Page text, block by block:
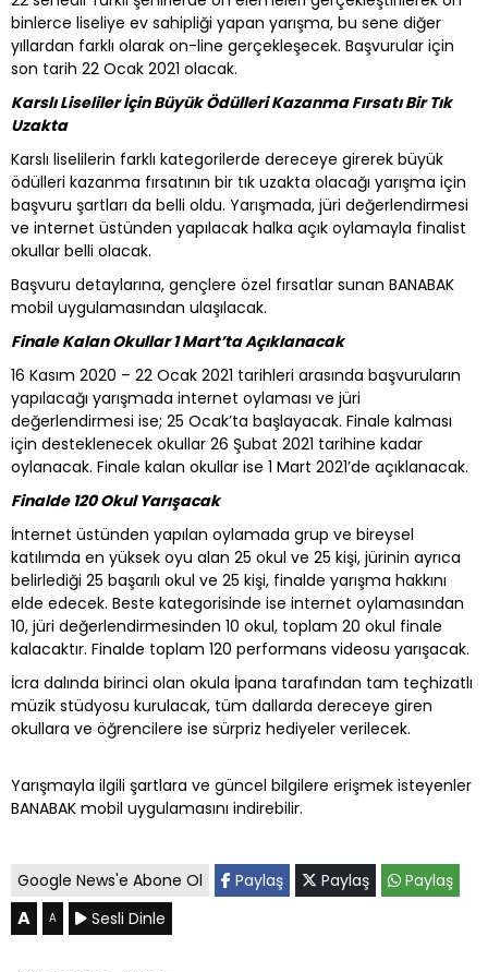
binlerce liseliye ev sahipliği yapan yarışma, bu sene diğer
yıllardan farklı olarak on-line gerçekleşecek. Başvurular için
son tarih 22 Ocak 2021 olacak.
Karslı Liseliler İçin Büyük Ödülleri Kazanma Fırsatı Bir Tık
Uzakta
Karslı liselilerin farklı kategorilerde dereceye girerek büyük
ödülleri kazanma fırsatının bir tık uzakta olacağı yarışma için
başvuru şartları da belli oldu. Yarışmada, jüri değerlendirmesi
ve internet üstünden yapılacak halka açık oylamayla finalist
okullar belli olacak.
Başvuru detaylarına, gençlere özel fırsatlar sunan BANABAK
mobil uygulamasından ulaşılacak.
Finale Kalan Okullar 1 Mart’ta Açıklanacak
16 Kasım 2020 – 22 Ocak 2021 tarihleri arasında başvuruların
yapılacağı yarışmada internet oylaması ve jüri
değerlendirmesi ise; 25 Ocak’ta başlayacak. Finale kalması
için desteklenecek okullar 26 Şubat 2021 tarihine kadar
oylanacak. Finale kalan okullar ise 1 Mart 2021’de açıklanacak.
Finalde 120 Okul Yarışacak
İnternet üstünden yapılan oylamada grup ve bireysel
katılımda en yüksek oyu alan 25 okul ve 25 kişi, jürinin ayrıca
belirlediği 25 başarılı okul ve 25 kişi, finalde yarışma hakkını
elde edecek. Beste kategorisinde ise internet oylamasından
10, jüri değerlendirmesinden 10 okul, toplam 20 okul finale
kalacaktır. Finalde toplam 120 performans videosu yarışacak.
İcra dalında birinci olan okula İpana tarafından tam teçhizatlı
müzik stüdyosu kurulacak, tüm dallarda dereceye giren
okullara ve öğrencilere ise sürpriz hediyeler verilecek.
Yarışmayla ilgili şartlara ve güncel bilgilere erişmek isteyenler
BANABAK mobil uygulamasını indirebilir.
Google News'e Abone Ol Paylaş Paylaş Paylaş
A A Sesli Dinle